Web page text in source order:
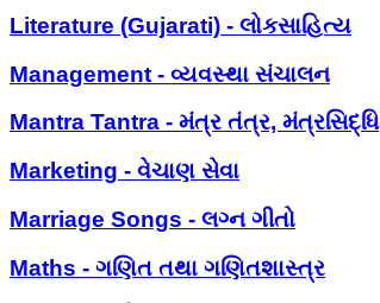
Literature (Gujarati) - લોકસાહિત્ય
Management - વ્યવસ્થા સંચાલન
Mantra Tantra - મંત્ર તંત્ર, મંત્રસિદ્ધિ
Marketing - વેચાણ સેવા
Marriage Songs - લગ્ન ગીતો
Maths - ગણિત તથા ગણિતશાસ્ત્ર